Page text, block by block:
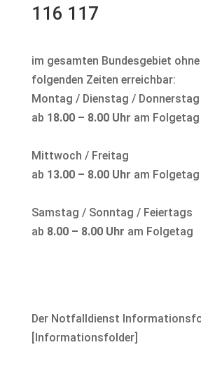
116 117
im gesamten Bundesgebiet
folgenden Zeiten erreichbar:
Montag / Dienstag / Donnerstag
ab 18.00 – 8.00 Uhr am Folgetag
Mittwoch / Freitag
ab 13.00 – 8.00 Uhr am Folgetag
Samstag / Sonntag / Feiertags
ab 8.00 – 8.00 Uhr am Folgetag
Der Notfalldienst
[Informationsfolder]